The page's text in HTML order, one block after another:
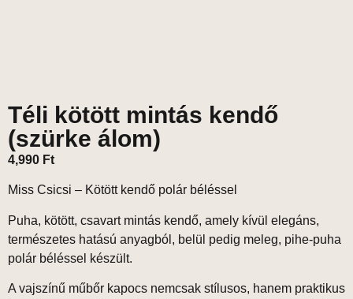
Téli kötött mintás kendő
(szürke álom)
4,990 Ft
Miss Csicsi – Kötött kendő polár béléssel
Puha, kötött, csavart mintás kendő, amely kívül elegáns,
természetes hatású anyagból, belül pedig meleg, pihe-puha
polár béléssel készült.
A vajszínű műbőr kapocs nemcsak stílusos, hanem praktikus